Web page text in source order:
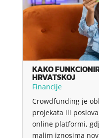
KAKO
HRVATSKOJ
Financije
Crowdfunding je
projekata ili
online platformi,
malim iznosima